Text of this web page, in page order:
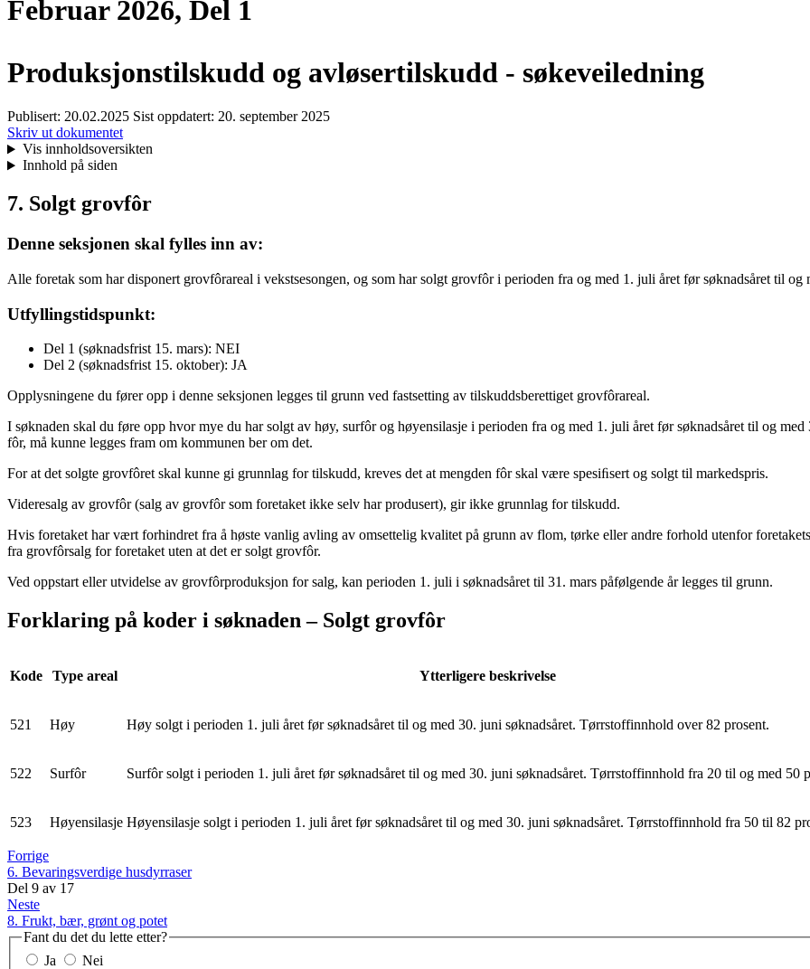
Februar 2026, Del 1
Produksjonstilskudd og avløsertilskudd - søkeveiledning
Publisert: 20.02.2025 Sist oppdatert: 20. september 2025
Skriv ut dokumentet
Vis innholdsoversikten
Innhold på siden
7. Solgt grovfôr
Denne seksjonen skal fylles inn av:
Alle foretak som har disponert grovfôrareal i vekstsesongen, og som har solgt grovfôr i perioden fra og med 1. juli året før søknadsåret til og
Utfyllingstidspunkt:
Del 1 (søknadsfrist 15. mars): NEI
Del 2 (søknadsfrist 15. oktober): JA
Opplysningene du fører opp i denne seksjonen legges til grunn ved fastsetting av tilskuddsberettiget grovfôrareal.
I søknaden skal du føre opp hvor mye du har solgt av høy, surfôr og høyensilasje i perioden fra og med 1. juli året før søknadsåret til og
fôr, må kunne legges fram om kommunen ber om det.
For at det solgte grovfôret skal kunne gi grunnlag for tilskudd, kreves det at mengden fôr skal være spesiﬁsert og solgt til markedspris.
Videresalg av grovfôr (salg av grovfôr som foretaket ikke selv har produsert), gir ikke grunnlag for tilskudd.
Hvis foretaket har vært forhindret fra å høste vanlig avling av omsettelig kvalitet på grunn av flom, tørke eller andre forhold utenfor
fra grovfôrsalg for foretaket uten at det er solgt grovfôr.
Ved oppstart eller utvidelse av grovfôrproduksjon for salg, kan perioden 1. juli i søknadsåret til 31. mars påfølgende år legges til grunn.
Forklaring på koder i søknaden – Solgt grovfôr
Kode Type areal Ytterligere beskrivelse
521 Høy Høy solgt i perioden 1. juli året før søknadsåret til og med 30. juni søknadsåret. Tørrstoffinnhold over 82 prosent.
522 Surfôr Surfôr solgt i perioden 1. juli året før søknadsåret til og med 30. juni søknadsåret. Tørrstoffinnhold fra 20 til og med 50
523 Høyensilasje Høyensilasje solgt i perioden 1. juli året før søknadsåret til og med 30. juni søknadsåret. Tørrstoffinnhold fra 50 til 82
Forrige
6. Bevaringsverdige husdyrraser
Del 9 av 17
Neste
8. Frukt, bær, grønt og potet
Fant du det du lette etter?
Ja
Nei